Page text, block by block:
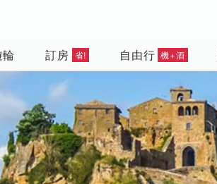
訂房 省! 自由行 機+酒